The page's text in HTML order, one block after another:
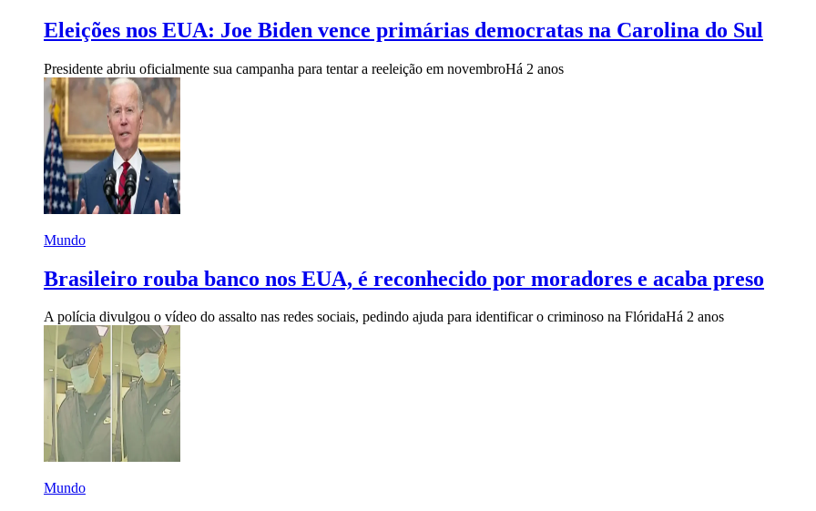
Eleições nos EUA: Joe Biden vence primárias democratas na Carolina do Sul
Presidente abriu oficialmente sua campanha para tentar a reeleição em novembroHá 2 anos
Mundo
Brasileiro rouba banco nos EUA, é reconhecido por moradores e acaba preso
A polícia divulgou o vídeo do assalto nas redes sociais, pedindo ajuda para identificar o criminoso na FlóridaHá 2 anos
Mundo